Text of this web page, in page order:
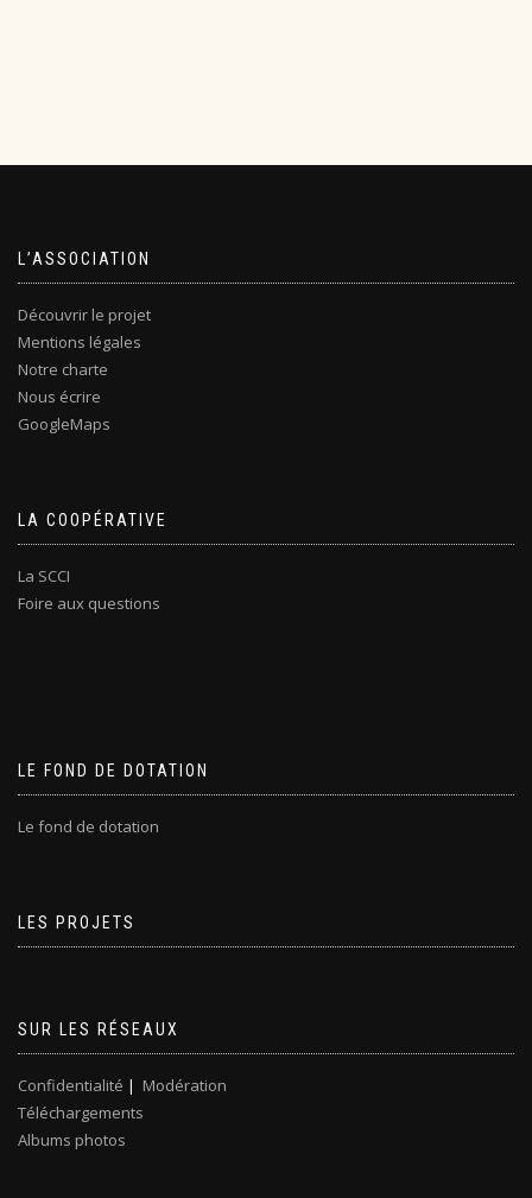
L’ASSOCIATION
Découvrir le projet
Mentions légales
Notre charte
Nous écrire
GoogleMaps
LA COOPÉRATIVE
La SCCI
Foire aux questions
LE FOND DE DOTATION
Le fond de dotation
LES PROJETS
SUR LES RÉSEAUX
Confidentialité | Modération
Téléchargements
Albums photos